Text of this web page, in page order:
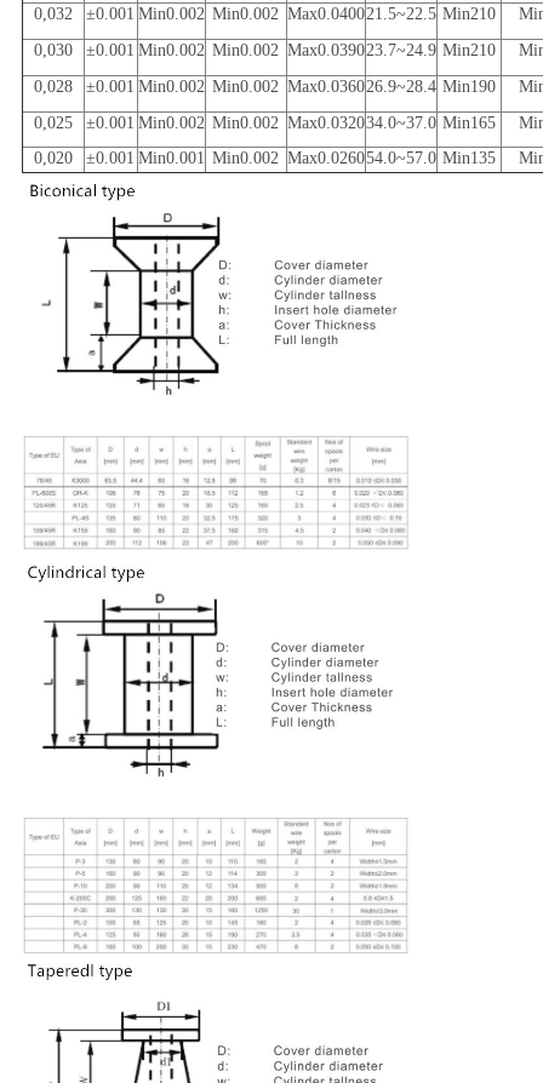
0,032
±0.001 Min0.002 Min0.002 Max0.040021.5~22.5 Min210
0,030
±0.001 Min0.002 Min0.002 Max0.039023.7~24.9 Min210
0,028
±0.001 Min0.002 Min0.002 Max0.036026.9~28.4 Min190
0,025
±0.001 Min0.002 Min0.002 Max0.032034.0~37.0 Min165
0,020
±0.001 Min0.001 Min0.002 Max0.026054.0~57.0 Min135